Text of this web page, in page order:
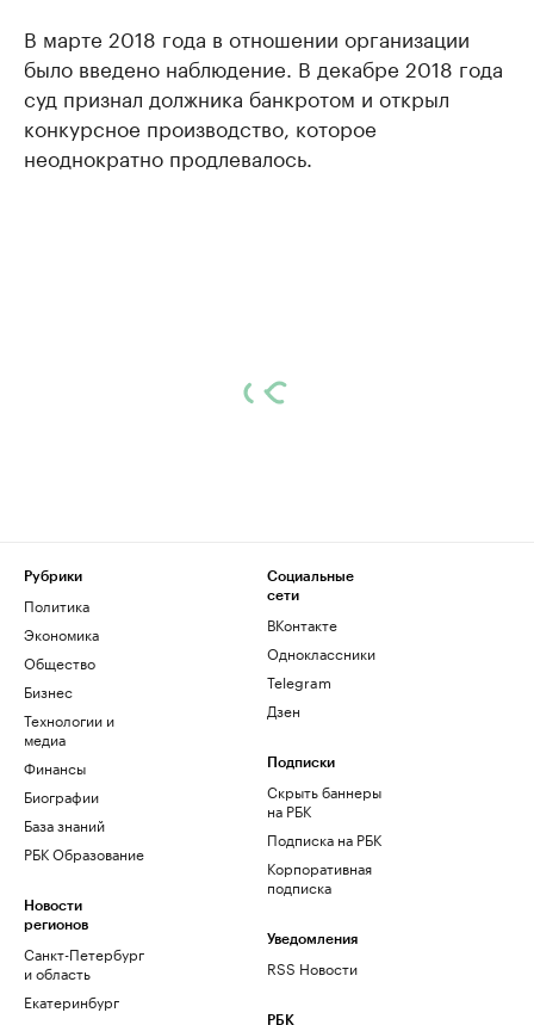
В марте 2018 года в отношении организации
было введено наблюдение. В декабре 2018 года
суд признал должника банкротом и открыл
конкурсное производство, которое
неоднократно продлевалось.
Рубрики
Политика
Экономика
Общество
Бизнес
Технологии и
медиа
Финансы
Биографии
База знаний
РБК Образование
Новости
регионов
Санкт-Петербург
и область
Екатеринбург
Социальные
сети
ВКонтакте
Одноклассники
Telegram
Дзен
Подписки
Скрыть баннеры
на РБК
Подписка на РБК
Корпоративная
подписка
Уведомления
RSS Новости
РБК